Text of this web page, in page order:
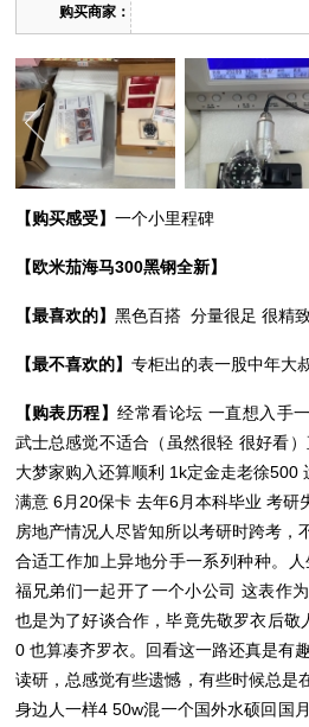
购买商家：
【购买感受】 一个小里程碑
【欧米茄海马300黑钢全新】
【最喜欢的】 黑色百搭 分量很足 很精
【最不喜欢的】 专柜出的表一股中年大
【购表历程】经常看论坛 一直想入手
武士总感觉不适合（虽然很轻 很好看
大梦家购入还算顺利 1k定金走老徐500
满意 6月20保卡 去年6月本科毕业 考研
房地产情况人尽皆知所以考研时跨考，
合适工作加上异地分手一系列种种。
福兄弟们一起开了一个小公司 这表作
也是为了好谈合作，毕竟先敬罗衣后
0 也算凑齐罗衣。回看这一路还真是有
读研，总感觉有些遗憾，有些时候总是
身边人一样4 50w混一个国外水硕回国